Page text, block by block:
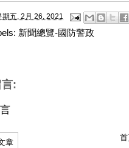
期五, 2月 26, 2021
新聞總覽-國防警政
:
章